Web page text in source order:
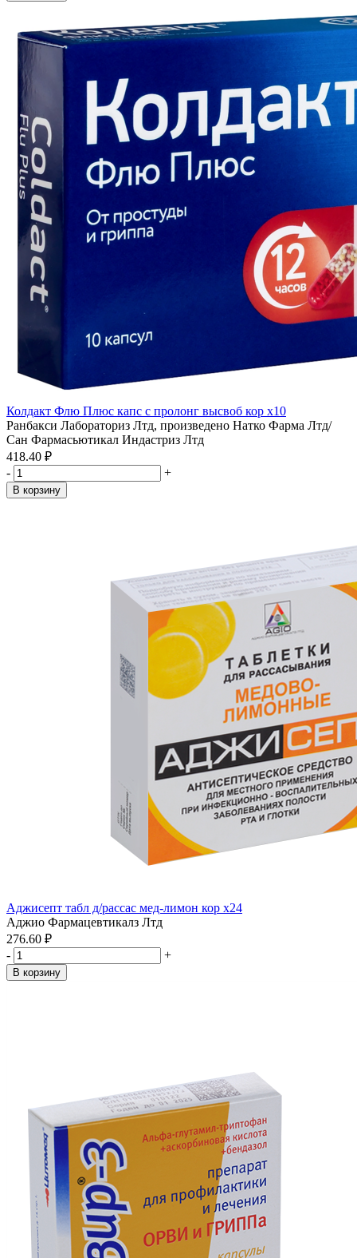
Колдакт Флю Плюс капс с пролонг высвоб кор x10
Ранбакси Лабораториз Лтд, произведено Натко Фарма Лтд/
Сан Фармасьютикал Индастриз Лтд
418.40 ₽
-
+
В корзину
Аджисепт табл д/рассас мед-лимон кор x24
Аджио Фармацевтикалз Лтд
276.60 ₽
-
+
В корзину